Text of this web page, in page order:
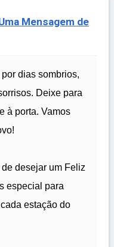
Mensagem de
dias sombrios,
Deixe para
à porta. Vamos
desejar um Feliz
especial para
estação do